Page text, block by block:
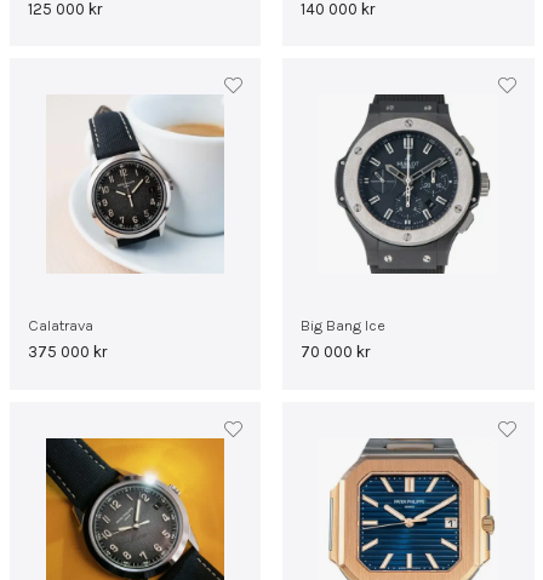
125 000 kr 140 000 kr
Calatrava
375 000 kr
Big Bang Ice
70 000 kr